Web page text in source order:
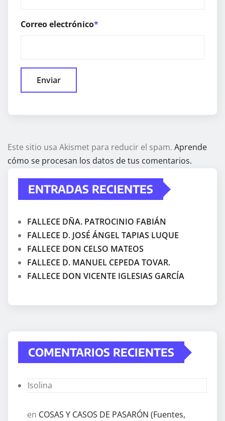
Correo electrónico*
Este sitio usa Akismet para reducir el spam. Aprende
cómo se procesan los datos de tus comentarios.
ENTRADAS RECIENTES
FALLECE DÑA. PATROCINIO FABIÁN
FALLECE D. JOSÉ ÁNGEL TAPIAS LUQUE
FALLECE DON CELSO MATEOS
FALLECE D. MANUEL CEPEDA TOVAR.
FALLECE DON VICENTE IGLESIAS GARCÍA
COMENTARIOS RECIENTES
Isolina
en COSAS Y CASOS DE PASARÓN (Fuentes,